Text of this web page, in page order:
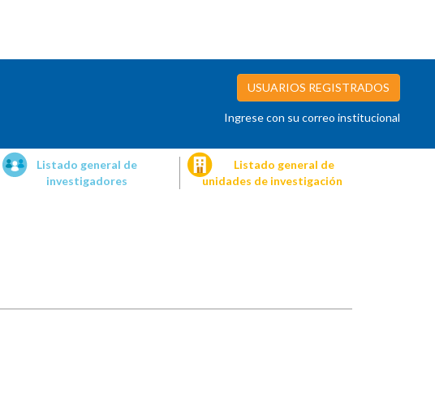
USUARIOS REGISTRADOS
Ingrese con su correo institucional
Listado general de
investigadores
Listado general de
unidades de investigación